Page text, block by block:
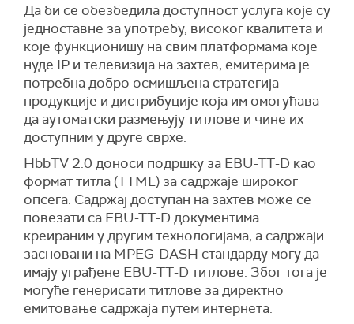
Да би се обезбедила доступност услуга које су
једноставне за употребу, високог квалитета и
које функционишу на свим платформама које
нуде IP и телевизија на захтев, емитерима је
потребна добро осмишљена стратегија
продукције и дистрибуције која им омогућава
да аутоматски размењују титлове и чине их
доступним у друге сврхе.
HbbTV 2.0 доноси подршку за EBU-TT-D као
формат титла (TTML) за садржаје широког
опсега. Садржај доступан на захтев може се
повезати са EBU-TT-D документима
креираним у другим технологијама, а садржаји
засновани на MPEG-DASH стандарду могу да
имају уграђене EBU-TT-D титлове. Због тога је
могуће генерисати титлове за директно
емитовање садржаја путем интернета.